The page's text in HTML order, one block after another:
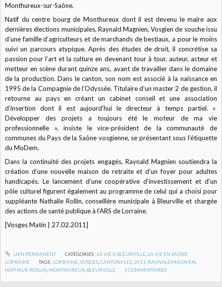
Monthureux-sur-Saône.
Natif du centre bourg de Monthureux dont il est devenu le maire aux
dernières élections municipales, Raynald Magnien, Vosgien de souche issu
d’une famille d’agriculteurs et de marchands de bestiaux, a pour le moins
suivi un parcours atypique. Après des études de droit, il concrétise sa
passion pour l’art et la culture en devenant tour à tour, auteur, acteur et
metteur en scène durant quinze ans, avant de travailler dans le domaine
de la production. Dans le canton, son nom est associé à la naissance en
1995 de la Compagnie de l’Odyssée. Titulaire d’un master 2 de gestion, il
retourne au pays en créant un cabinet conseil et une association
d’insertion dont il est aujourd’hui le directeur à temps partiel. «
Développer des projets a toujours été le moteur de ma vie
professionnelle », insiste le vice-président de la communauté de
communes du Pays de la Saône vosgienne, se présentant sous l’étiquette
du MoDem.
Dans la continuité des projets engagés, Raynald Magnien soutiendra la
création d’une nouvelle maison de retraite et d’un foyer pour adultes
handicapés. Le lancement d’une coopérative d’investissement et d’un
pôle culturel figurent également au programme de celui qui a choisi pour
suppléante Nathalie Rollin, conseillère municipale à Bleurville et chargée
des actions de santé publique à l’ARS de Lorraine.
[Vosges Matin | 27.02.2011]
LIEN PERMANENT CATÉGORIES : LA VIE À BLEURVILLE, LA VIE EN SAÔNE
LORRAINE
TAGS : LORRAINE ,VOSGES ,CANTONALES ,2011 RAYNALD MAGNIEN
NATHALIE ROLLIN MONTHUREUX BLEURVILLE 2 COMMENTAIRES